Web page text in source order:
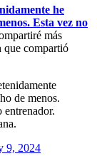
he
Esta vez no
más
que compartió
de menos.
entrenador.
9, 2024